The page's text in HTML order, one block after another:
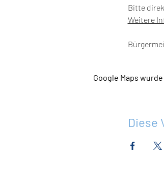
Bitte
Weitere
Google Maps
Diese